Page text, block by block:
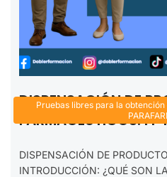
Pruebas libres para la obtención
DISPENSACIÓN DE
FARMACEÚTICOS. FP
PARAFARMACIA.
DISPENSACIÓN DE
INTRODUCCIÓN: ¿QUÉ SON